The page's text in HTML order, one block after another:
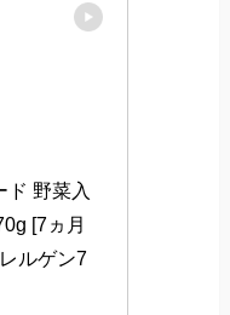
ド 野菜入
[7ヵ月
ルゲン7